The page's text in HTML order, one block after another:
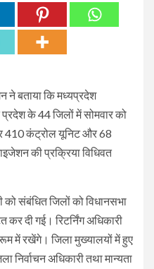
ने बताया कि मध्यप्रदेश
प्रदेश के 44 जिलों में सोमवार को
410 कंट्रोल यूनिट और 68
की प्रक्रिया विधिवत
को संबंधित जिलों को विधानसभा
कर दी गई। रिटर्निंग अधिकारी
में रखेंगे। जिला मुख्यालयों में हुए
निर्वाचन अधिकारी तथा मान्यता